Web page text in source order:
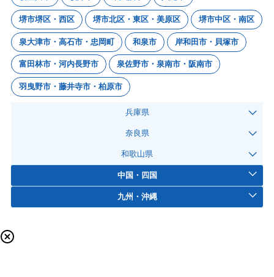
堺市堺区・西区 堺市北区・東区・美原区 堺市中区・南区
泉大津市・高石市・忠岡町 和泉市 岸和田市・貝塚市
富田林市・河内長野市 泉佐野市・泉南市・阪南市
羽曳野市・藤井寺市・柏原市
兵庫県
奈良県
和歌山県
中国・四国
九州・沖縄